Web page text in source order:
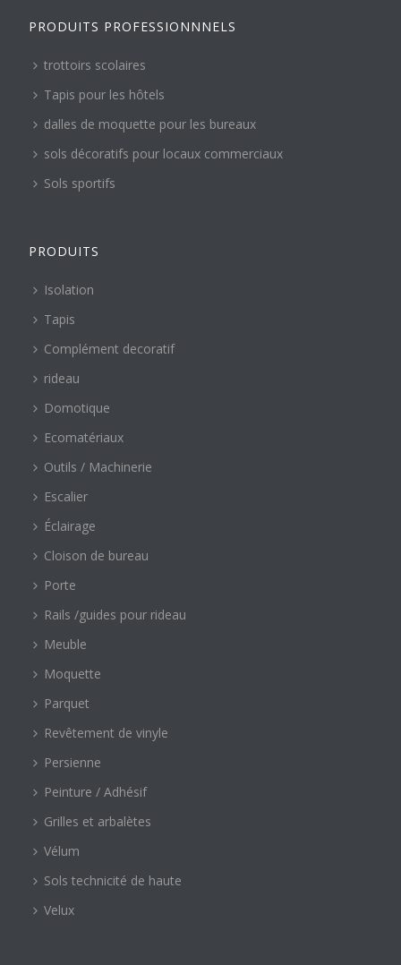
PRODUITS PROFESSIONNNELS
trottoirs scolaires
Tapis pour les hôtels
dalles de moquette pour les bureaux
sols décoratifs pour locaux commerciaux
Sols sportifs
PRODUITS
Isolation
Tapis
Complément decoratif
rideau
Domotique
Ecomatériaux
Outils / Machinerie
Escalier
Éclairage
Cloison de bureau
Porte
Rails /guides pour rideau
Meuble
Moquette
Parquet
Revêtement de vinyle
Persienne
Peinture / Adhésif
Grilles et arbalètes
Vélum
Sols technicité de haute
Velux